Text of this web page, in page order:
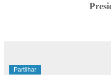
Partilhar